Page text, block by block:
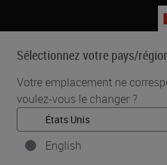
Sélectionnez votre pays/
Votre emplacement ne
voulez-vous le changer ?
English
Accueil • IHC et ISH •
Solutions pour histologie
Sondes Kreatech FISH